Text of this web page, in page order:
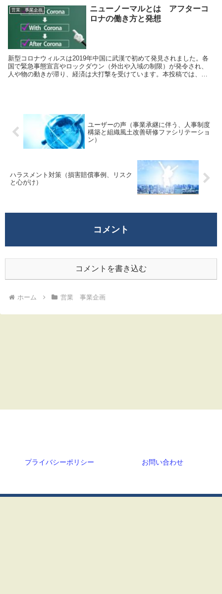
す。
営業 事業企画
ニューノーマルとは アフターコ
ロナの働き方と発想
新型コロナウィルスは2019年中国に武漢で初めて発見されました。各
国で緊急事態宣言やロックダウン（外出や入域の制限）が発令され、
人や物の動きが滞り、経済は大打撃を受けています。本投稿では、ま
ユーザーの声（事業承継に伴う、人事制度
構築と組織風土改善研修ファシリテーショ
ン）
ハラスメント対策（損害賠償事例、リスク
と心がけ）
コメント
コメントを書き込む
ホーム 営業 事業企画
プライバシーポリシー お問い合わせ